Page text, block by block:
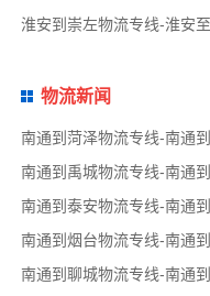
淮安到崇左物流专线-淮安
物流新闻
南通到菏泽物流专线-南通
南通到禹城物流专线-南通
南通到泰安物流专线-南通
南通到烟台物流专线-南通
南通到聊城物流专线-南通